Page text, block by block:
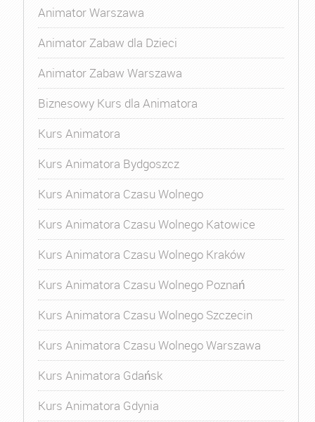
Animator Warszawa
Animator Zabaw dla Dzieci
Animator Zabaw Warszawa
Biznesowy Kurs dla Animatora
Kurs Animatora
Kurs Animatora Bydgoszcz
Kurs Animatora Czasu Wolnego
Kurs Animatora Czasu Wolnego Katowice
Kurs Animatora Czasu Wolnego Kraków
Kurs Animatora Czasu Wolnego Poznań
Kurs Animatora Czasu Wolnego Szczecin
Kurs Animatora Czasu Wolnego Warszawa
Kurs Animatora Gdańsk
Kurs Animatora Gdynia